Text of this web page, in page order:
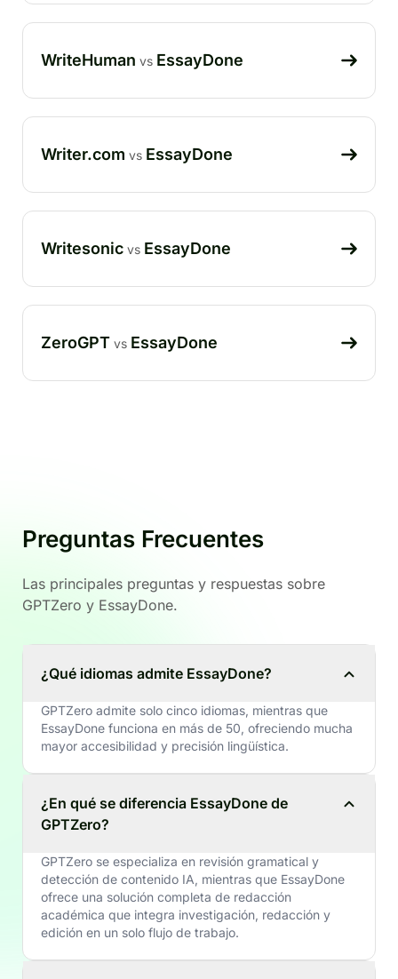
WriteHuman vs EssayDone
Writer.com vs EssayDone
Writesonic vs EssayDone
ZeroGPT vs EssayDone
Preguntas Frecuentes
Las principales preguntas y respuestas sobre
GPTZero y EssayDone.
¿Qué idiomas admite EssayDone?
GPTZero admite solo cinco idiomas, mientras que
EssayDone funciona en más de 50, ofreciendo mucha
mayor accesibilidad y precisión lingüística.
¿En qué se diferencia EssayDone de
GPTZero?
GPTZero se especializa en revisión gramatical y
detección de contenido IA, mientras que EssayDone
ofrece una solución completa de redacción
académica que integra investigación, redacción y
edición en un solo flujo de trabajo.